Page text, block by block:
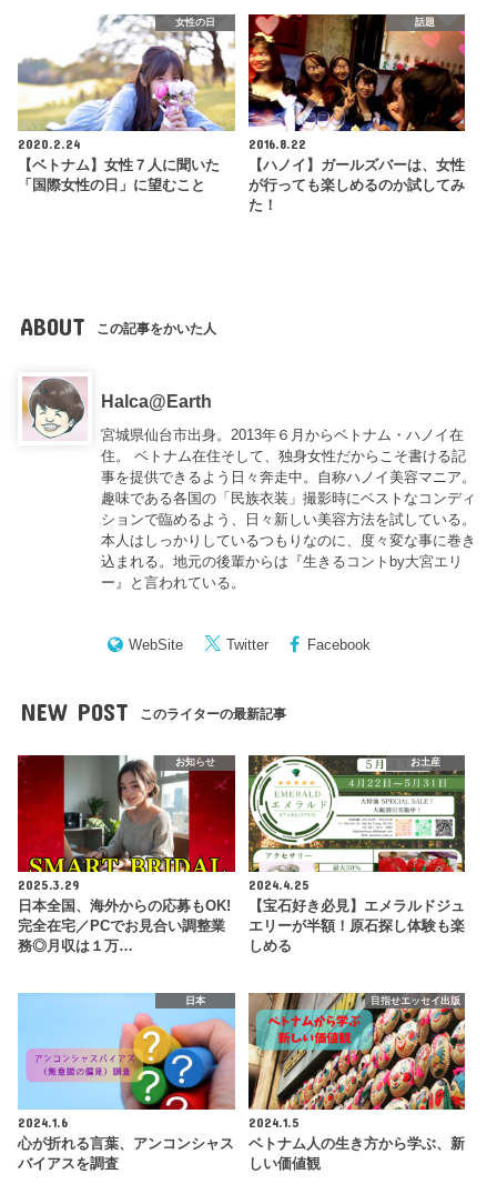
女性の日
2020.2.24
【ベトナム】女性７人に聞いた
「国際女性の日」に望むこと
話題
2016.8.22
【ハノイ】ガールズバーは、女性
が行っても楽しめるのか試してみ
た！
ABOUT この記事をかいた人
Halca@Earth
宮城県仙台市出身。2013年６月からベトナム・ハノイ在
住。 ベトナム在住そして、独身女性だからこそ書ける記
事を提供できるよう日々奔走中。自称ハノイ美容マニア。
趣味である各国の「民族衣装」撮影時にベストなコンディ
ションで臨めるよう、日々新しい美容方法を試している。
本人はしっかりしているつもりなのに、度々変な事に巻き
込まれる。地元の後輩からは『生きるコントby大宮エリ
ー 』と言われている。
WebSite Twitter Facebook
NEW POST このライターの最新記事
お知らせ
2025.3.29
日本全国、海外からの応募もOK!
完全在宅／PCでお見合い調整業
務◎月収は１万…
お土産
2024.4.25
【宝石好き必見】エメラルドジュ
エリーが半額！原石探し体験も楽
しめる
日本
2024.1.6
心が折れる言葉、アンコンシャス
バイアスを調査
目指せエッセイ出版
2024.1.5
ベトナム人の生き方から学ぶ、新
しい価値観